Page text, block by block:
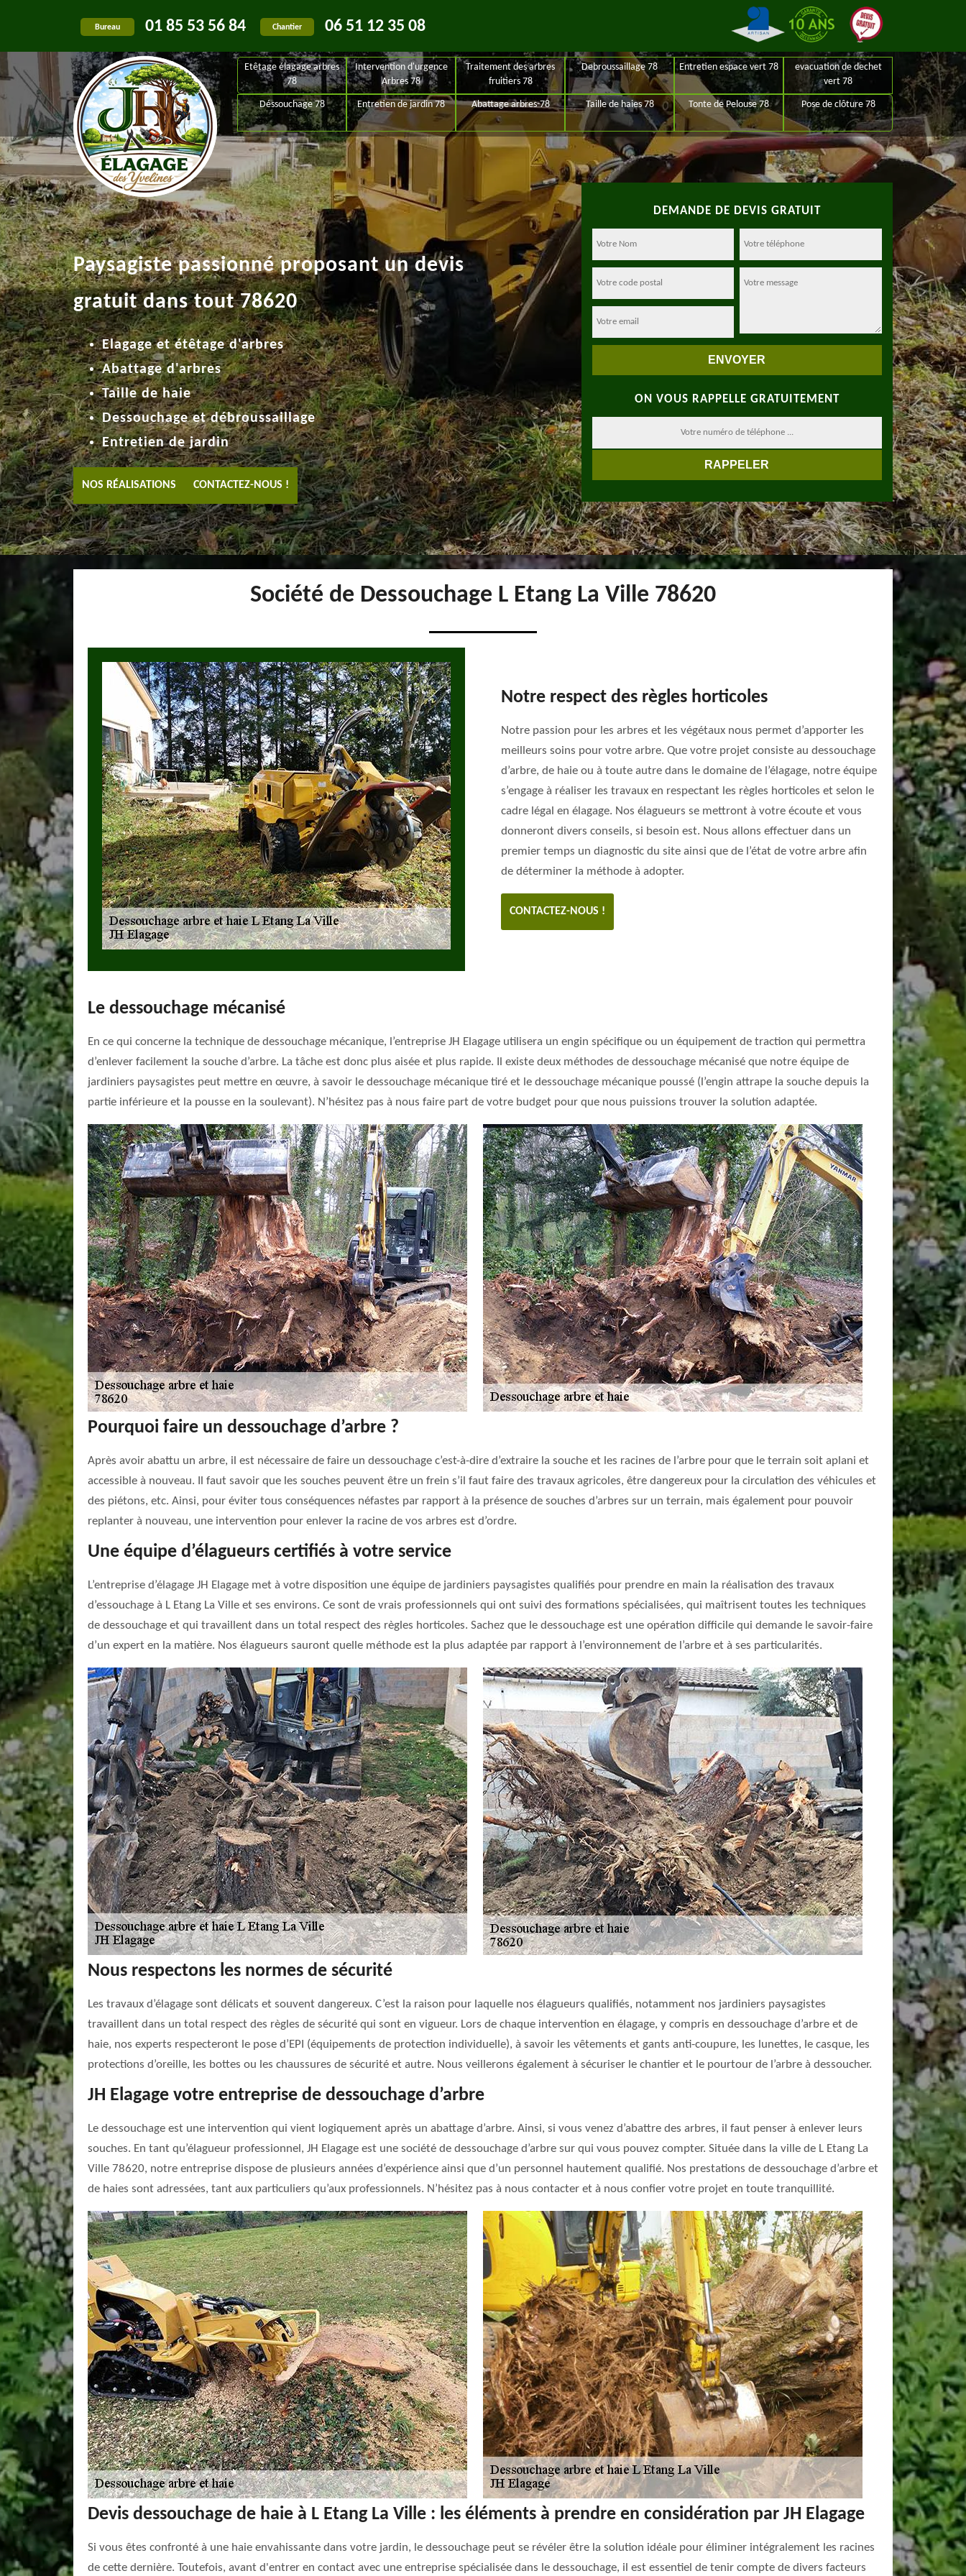
Bureau 01 85 53 56 84 Chantier 06 51 12 35 08
Etêtage élagage arbres
78
Intervention d'urgence
Arbres 78
Traitement des arbres
fruitiers 78
Debroussaillage 78 Entretien espace vert 78
evacuation de dechet
vert 78
Déssouchage 78 Entretien de jardin 78 Abattage arbres-78 Taille de haies 78 Tonte de Pelouse 78 Pose de clôture 78
DEMANDE DE DEVIS GRATUIT
ON VOUS RAPPELLE GRATUITEMENT
Paysagiste passionné proposant un devis
gratuit dans tout 78620
Elagage et étêtage d'arbres
Abattage d'arbres
Taille de haie
Dessouchage et débroussaillage
Entretien de jardin
NOS RÉALISATIONS CONTACTEZ-NOUS !
Société de Dessouchage L Etang La Ville 78620
Notre respect des règles horticoles
Notre passion pour les arbres et les végétaux nous permet d’apporter les
meilleurs soins pour votre arbre. Que votre projet consiste au dessouchage
d’arbre, de haie ou à toute autre dans le domaine de l’élagage, notre équipe
s’engage à réaliser les travaux en respectant les règles horticoles et selon le
cadre légal en élagage. Nos élagueurs se mettront à votre écoute et vous
donneront divers conseils, si besoin est. Nous allons effectuer dans un
premier temps un diagnostic du site ainsi que de l’état de votre arbre afin
de déterminer la méthode à adopter.
CONTACTEZ-NOUS !
Le dessouchage mécanisé
En ce qui concerne la technique de dessouchage mécanique, l’entreprise JH Elagage utilisera un engin spécifique ou un équipement de traction qui permettra
d’enlever facilement la souche d’arbre. La tâche est donc plus aisée et plus rapide. Il existe deux méthodes de dessouchage mécanisé que notre équipe de
jardiniers paysagistes peut mettre en œuvre, à savoir le dessouchage mécanique tiré et le dessouchage mécanique poussé (l’engin attrape la souche depuis la
partie inférieure et la pousse en la soulevant). N’hésitez pas à nous faire part de votre budget pour que nous puissions trouver la solution adaptée.
Pourquoi faire un dessouchage d’arbre ?
Après avoir abattu un arbre, il est nécessaire de faire un dessouchage c’est-à-dire d’extraire la souche et les racines de l’arbre pour que le terrain soit aplani et
accessible à nouveau. Il faut savoir que les souches peuvent être un frein s’il faut faire des travaux agricoles, être dangereux pour la circulation des véhicules et
des piétons, etc. Ainsi, pour éviter tous conséquences néfastes par rapport à la présence de souches d’arbres sur un terrain, mais également pour pouvoir
replanter à nouveau, une intervention pour enlever la racine de vos arbres est d’ordre.
Une équipe d’élagueurs certifiés à votre service
L’entreprise d’élagage JH Elagage met à votre disposition une équipe de jardiniers paysagistes qualifiés pour prendre en main la réalisation des travaux
d’essouchage à L Etang La Ville et ses environs. Ce sont de vrais professionnels qui ont suivi des formations spécialisées, qui maîtrisent toutes les techniques
de dessouchage et qui travaillent dans un total respect des règles horticoles. Sachez que le dessouchage est une opération difficile qui demande le savoir-faire
d’un expert en la matière. Nos élagueurs sauront quelle méthode est la plus adaptée par rapport à l’environnement de l’arbre et à ses particularités.
Nous respectons les normes de sécurité
Les travaux d’élagage sont délicats et souvent dangereux. C’est la raison pour laquelle nos élagueurs qualifiés, notamment nos jardiniers paysagistes
travaillent dans un total respect des règles de sécurité qui sont en vigueur. Lors de chaque intervention en élagage, y compris en dessouchage d’arbre et de
haie, nos experts respecteront le pose d’EPI (équipements de protection individuelle), à savoir les vêtements et gants anti-coupure, les lunettes, le casque, les
protections d’oreille, les bottes ou les chaussures de sécurité et autre. Nous veillerons également à sécuriser le chantier et le pourtour de l’arbre à dessoucher.
JH Elagage votre entreprise de dessouchage d’arbre
Le dessouchage est une intervention qui vient logiquement après un abattage d’arbre. Ainsi, si vous venez d’abattre des arbres, il faut penser à enlever leurs
souches. En tant qu’élagueur professionnel, JH Elagage est une société de dessouchage d’arbre sur qui vous pouvez compter. Située dans la ville de L Etang La
Ville 78620, notre entreprise dispose de plusieurs années d’expérience ainsi que d’un personnel hautement qualifié. Nos prestations de dessouchage d’arbre et
de haies sont adressées, tant aux particuliers qu’aux professionnels. N’hésitez pas à nous contacter et à nous confier votre projet en toute tranquillité.
Devis dessouchage de haie à L Etang La Ville : les éléments à prendre en considération par JH Elagage
Si vous êtes confronté à une haie envahissante dans votre jardin, le dessouchage peut se révéler être la solution idéale pour éliminer intégralement les racines
de cette dernière. Toutefois, avant d'entrer en contact avec une entreprise spécialisée dans le dessouchage, il est essentiel de tenir compte de divers facteurs